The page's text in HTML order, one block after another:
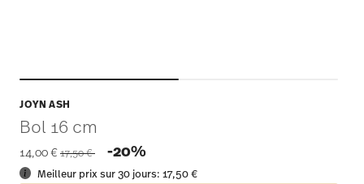
JOYN ASH
Bol 16 cm
14,00 € Price reduced from
17,50 € -20%
Meilleur prix sur 30 jours:17,50 €